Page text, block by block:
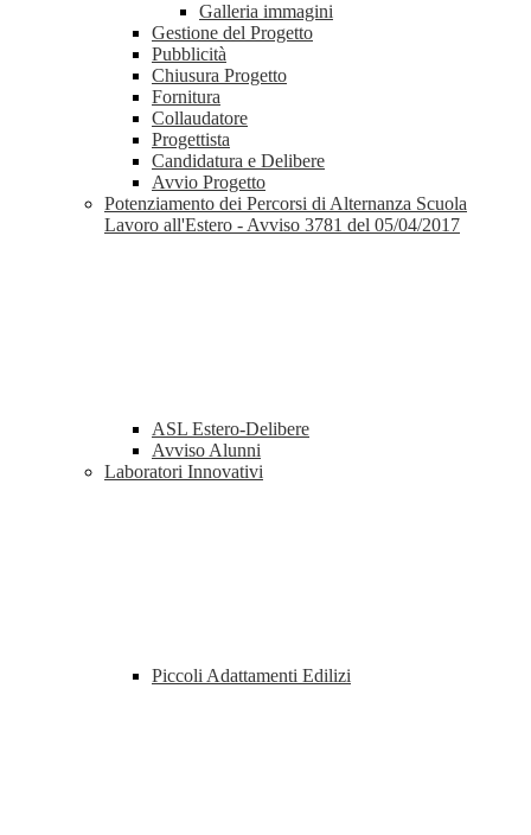
Galleria immagini
Gestione del Progetto
Pubblicità
Chiusura Progetto
Fornitura
Collaudatore
Progettista
Candidatura e Delibere
Avvio Progetto
Potenziamento dei Percorsi di Alternanza Scuola
Lavoro all'Estero - Avviso 3781 del 05/04/2017
ASL Estero-Delibere
Avviso Alunni
Laboratori Innovativi
Piccoli Adattamenti Edilizi